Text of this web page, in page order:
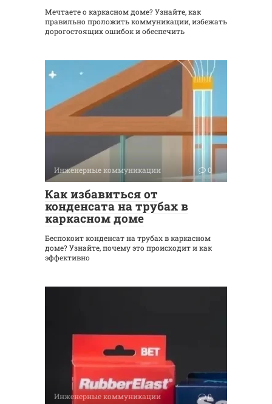
Мечтаете о каркасном доме? Узнайте, как
правильно проложить коммуникации, избежать
дорогостоящих ошибок и обеспечить
Инженерные коммуникации 0
Как избавиться от
конденсата на трубах в
каркасном доме
Беспокоит конденсат на трубах в каркасном
доме? Узнайте, почему это происходит и как
эффективно
Инженерные коммуникации 0